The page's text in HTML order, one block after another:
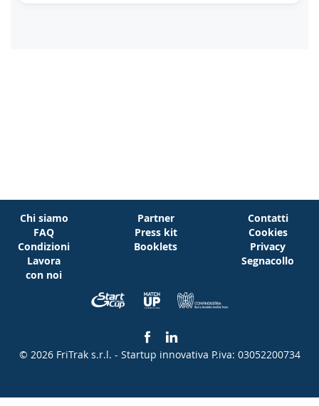
Chi siamo
FAQ
Condizioni
Lavora
con noi
Partner
Press kit
Booklets
Contatti
Cookies
Privacy
Segnacollo
© 2026 FriTrak s.r.l. - Startup innovativa P.iva: 03052200734